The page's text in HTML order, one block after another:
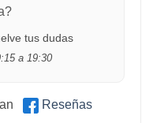
tus dudas
a 19:30
Reseñas